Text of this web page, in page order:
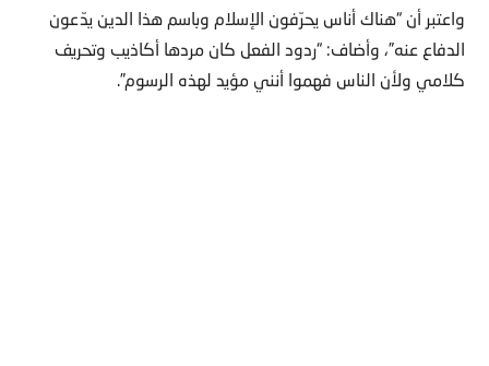
واعتبر أن “هناك أناس يحرّفون الإسلام وباسم هذا الدين يدّعون
الدفاع عنه”، وأضاف: “ردود الفعل كان مردها أكاذيب وتحريف
كلامي ولأن الناس فهموا أنني مؤيد لهذه الرسوم”.